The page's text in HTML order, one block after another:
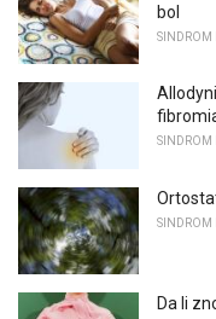
bol
Da li